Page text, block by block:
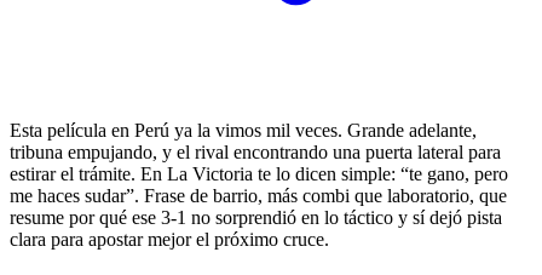
Esta película en Perú ya la vimos mil veces. Grande adelante,
tribuna empujando, y el rival encontrando una puerta lateral para
estirar el trámite. En La Victoria te lo dicen simple: “te gano, pero
me haces sudar”. Frase de barrio, más combi que laboratorio, que
resume por qué ese 3-1 no sorprendió en lo táctico y sí dejó pista
clara para apostar mejor el próximo cruce.